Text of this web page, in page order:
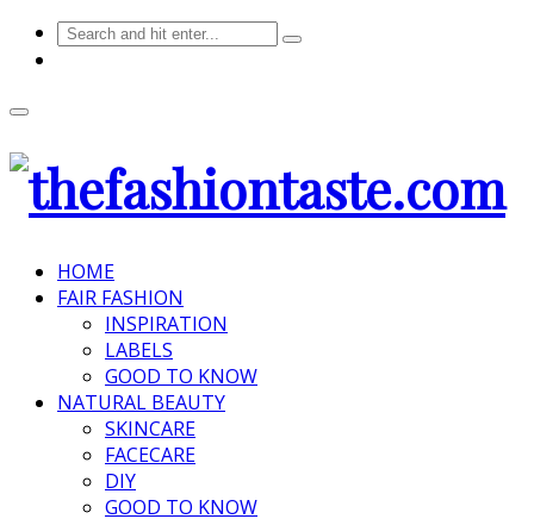
HOME
FAIR FASHION
INSPIRATION
LABELS
GOOD TO KNOW
NATURAL BEAUTY
SKINCARE
FACECARE
DIY
GOOD TO KNOW